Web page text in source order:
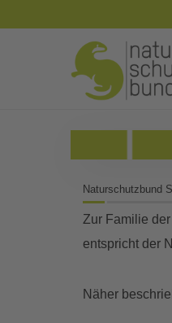
Naturschutzbund
Zur Familie der
entspricht der
Näher